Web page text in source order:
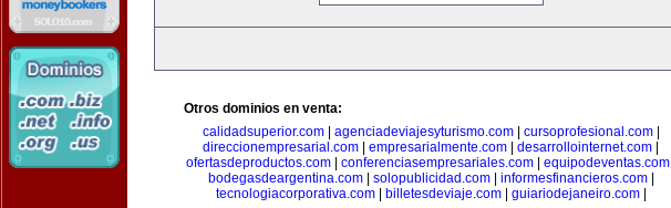
Otros dominios en venta:
calidadsuperior.com| agenciadeviajesyturismo.com| cursoprofesional.com|
direccionempresarial.com
empresarialmente.com desarrollointernet.com
ofertasdeproductos.com| conferenciasempresariales.com| equipodeventas.com|
bodegasdeargentina.com| solopublicidad.com| informesfinancieros.com|
tecnologiacorporativa.com| billetesdeviaje.com| guiariodejaneiro.com|